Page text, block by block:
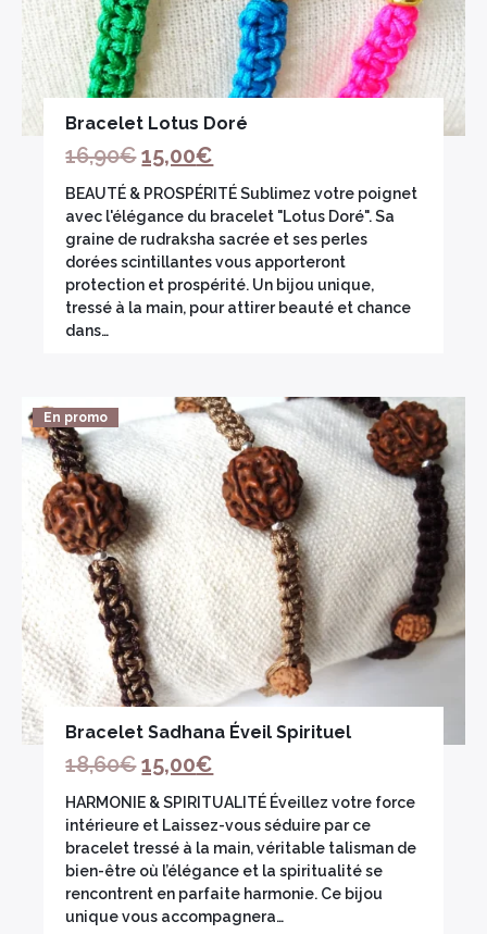
Bracelet Lotus Doré
16,90€ 15,00€
BEAUTÉ & PROSPÉRITÉ Sublimez votre poignet
avec l'élégance du bracelet "Lotus Doré". Sa
graine de rudraksha sacrée et ses perles
dorées scintillantes vous apporteront
protection et prospérité. Un bijou unique,
tressé à la main, pour attirer beauté et chance
dans…
En promo
Bracelet Sadhana Éveil Spirituel
18,60€ 15,00€
HARMONIE & SPIRITUALITÉ Éveillez votre force
intérieure et Laissez-vous séduire par ce
bracelet tressé à la main, véritable talisman de
bien-être où l’élégance et la spiritualité se
rencontrent en parfaite harmonie. Ce bijou
unique vous accompagnera…